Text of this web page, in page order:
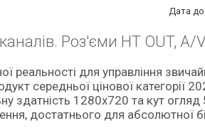
Дата
Роз'єми HT OUT, A/
середньої цінової категорії
здатність 1280х720 та кут
достатнього для абсолютної